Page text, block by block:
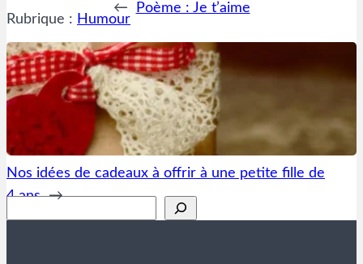
← Poème : Je t’aime
Rubrique : Humour
Nos idées de cadeaux à offrir à une petite fille de
4 ans →